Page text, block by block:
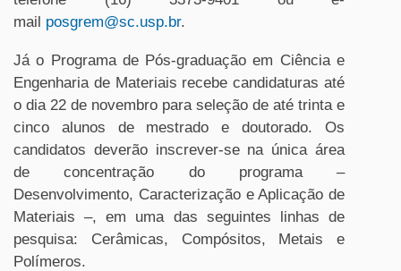
mail posgrem@sc.usp.br.
Já o Programa de Pós-graduação em Ciência e
Engenharia de Materiais recebe candidaturas até
o dia 22 de novembro para seleção de até trinta e
cinco alunos de mestrado e doutorado. Os
candidatos deverão inscrever-se na única área
de concentração do programa –
Desenvolvimento, Caracterização e Aplicação de
Materiais –, em uma das seguintes linhas de
pesquisa: Cerâmicas, Compósitos, Metais e
Polímeros.